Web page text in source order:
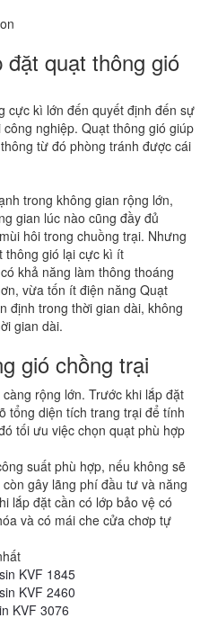
quạt thông gió
cực kì lớn đến quyết định đến sự
nghiệp. Quạt thông gió giúp
từ đó phòng tránh được cái
trong không gian rộng lớn,
gian lúc nào cũng đầy đủ
hôi trong chuồng trại. Nhưng
thông gió lại cực kì ít
khả năng làm thông thoáng
vừa tốn ít điện năng Quạt
định trong thời gian dài, không
gian dài.
gió chồng trại
rộng lớn. Trước khi lắp đặt
tổng diện tích trang trại để tính
tối ưu việc chọn quạt phù hợp
suất phù hợp, nếu không sẽ
gây lãng phí đầu tư và năng
lắp đặt cần có lớp bảo vệ có
và có mái che cửa chơp tự
KVF 1845
KVF 2460
KVF 3076